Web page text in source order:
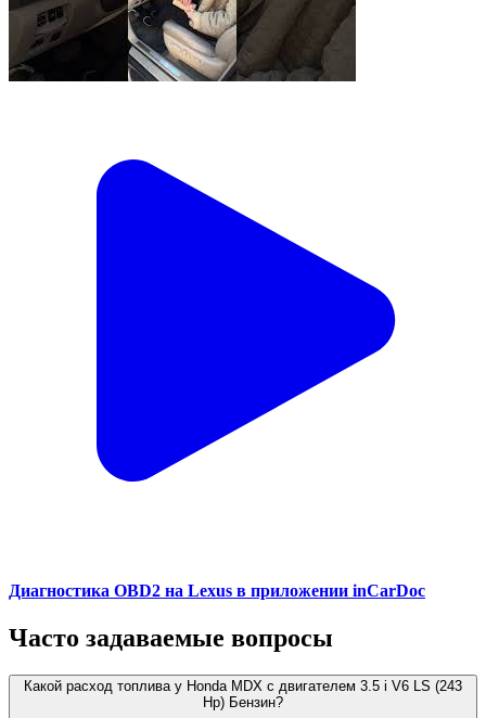
Диагностика OBD2 на Lexus в приложении inCarDoc
Часто задаваемые вопросы
Какой расход топлива у Honda MDX с двигателем 3.5 i V6 LS (243
Hp) Бензин?